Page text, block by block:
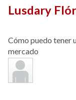
Lusdary
Cómo puedo tener
mercado